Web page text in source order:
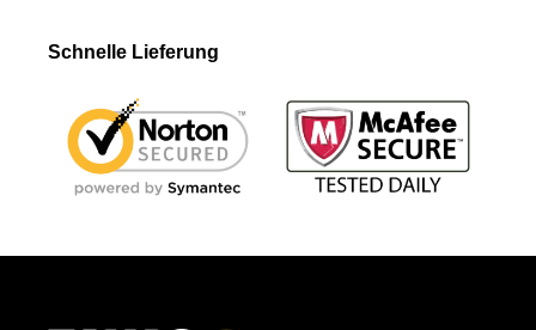
Schnelle Lieferung